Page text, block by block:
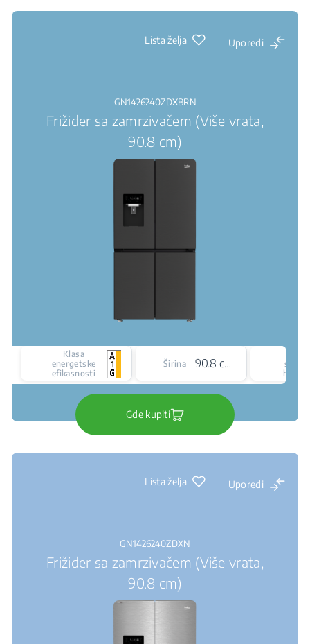
Lista želja Uporedi
GN1426240ZDXBRN
Frižider sa zamrzivačem (Više vrata,
90.8 cm)
Klasa
energetske
efikasnosti
Širina 90.8 cm
Gde kupiti
Lista želja Uporedi
GN1426240ZDXN
Frižider sa zamrzivačem (Više vrata,
90.8 cm)